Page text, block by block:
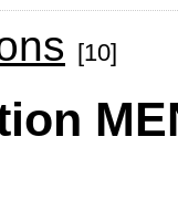
[10]